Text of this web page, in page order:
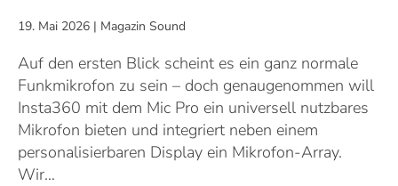
19. Mai 2026 | Magazin Sound
Auf den ersten Blick scheint es ein ganz normale
Funkmikrofon zu sein – doch genaugenommen will
Insta360 mit dem Mic Pro ein universell nutzbares
Mikrofon bieten und integriert neben einem
personalisierbaren Display ein Mikrofon-Array.
Wir…